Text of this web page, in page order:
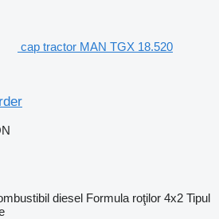
cap tractor MAN TGX 18.520
diesel Formula roţilor 4x2 Tipul